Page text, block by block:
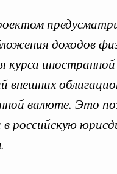
доходов
курса
внешних
валюте. Это
в российскую
2025, понедельник